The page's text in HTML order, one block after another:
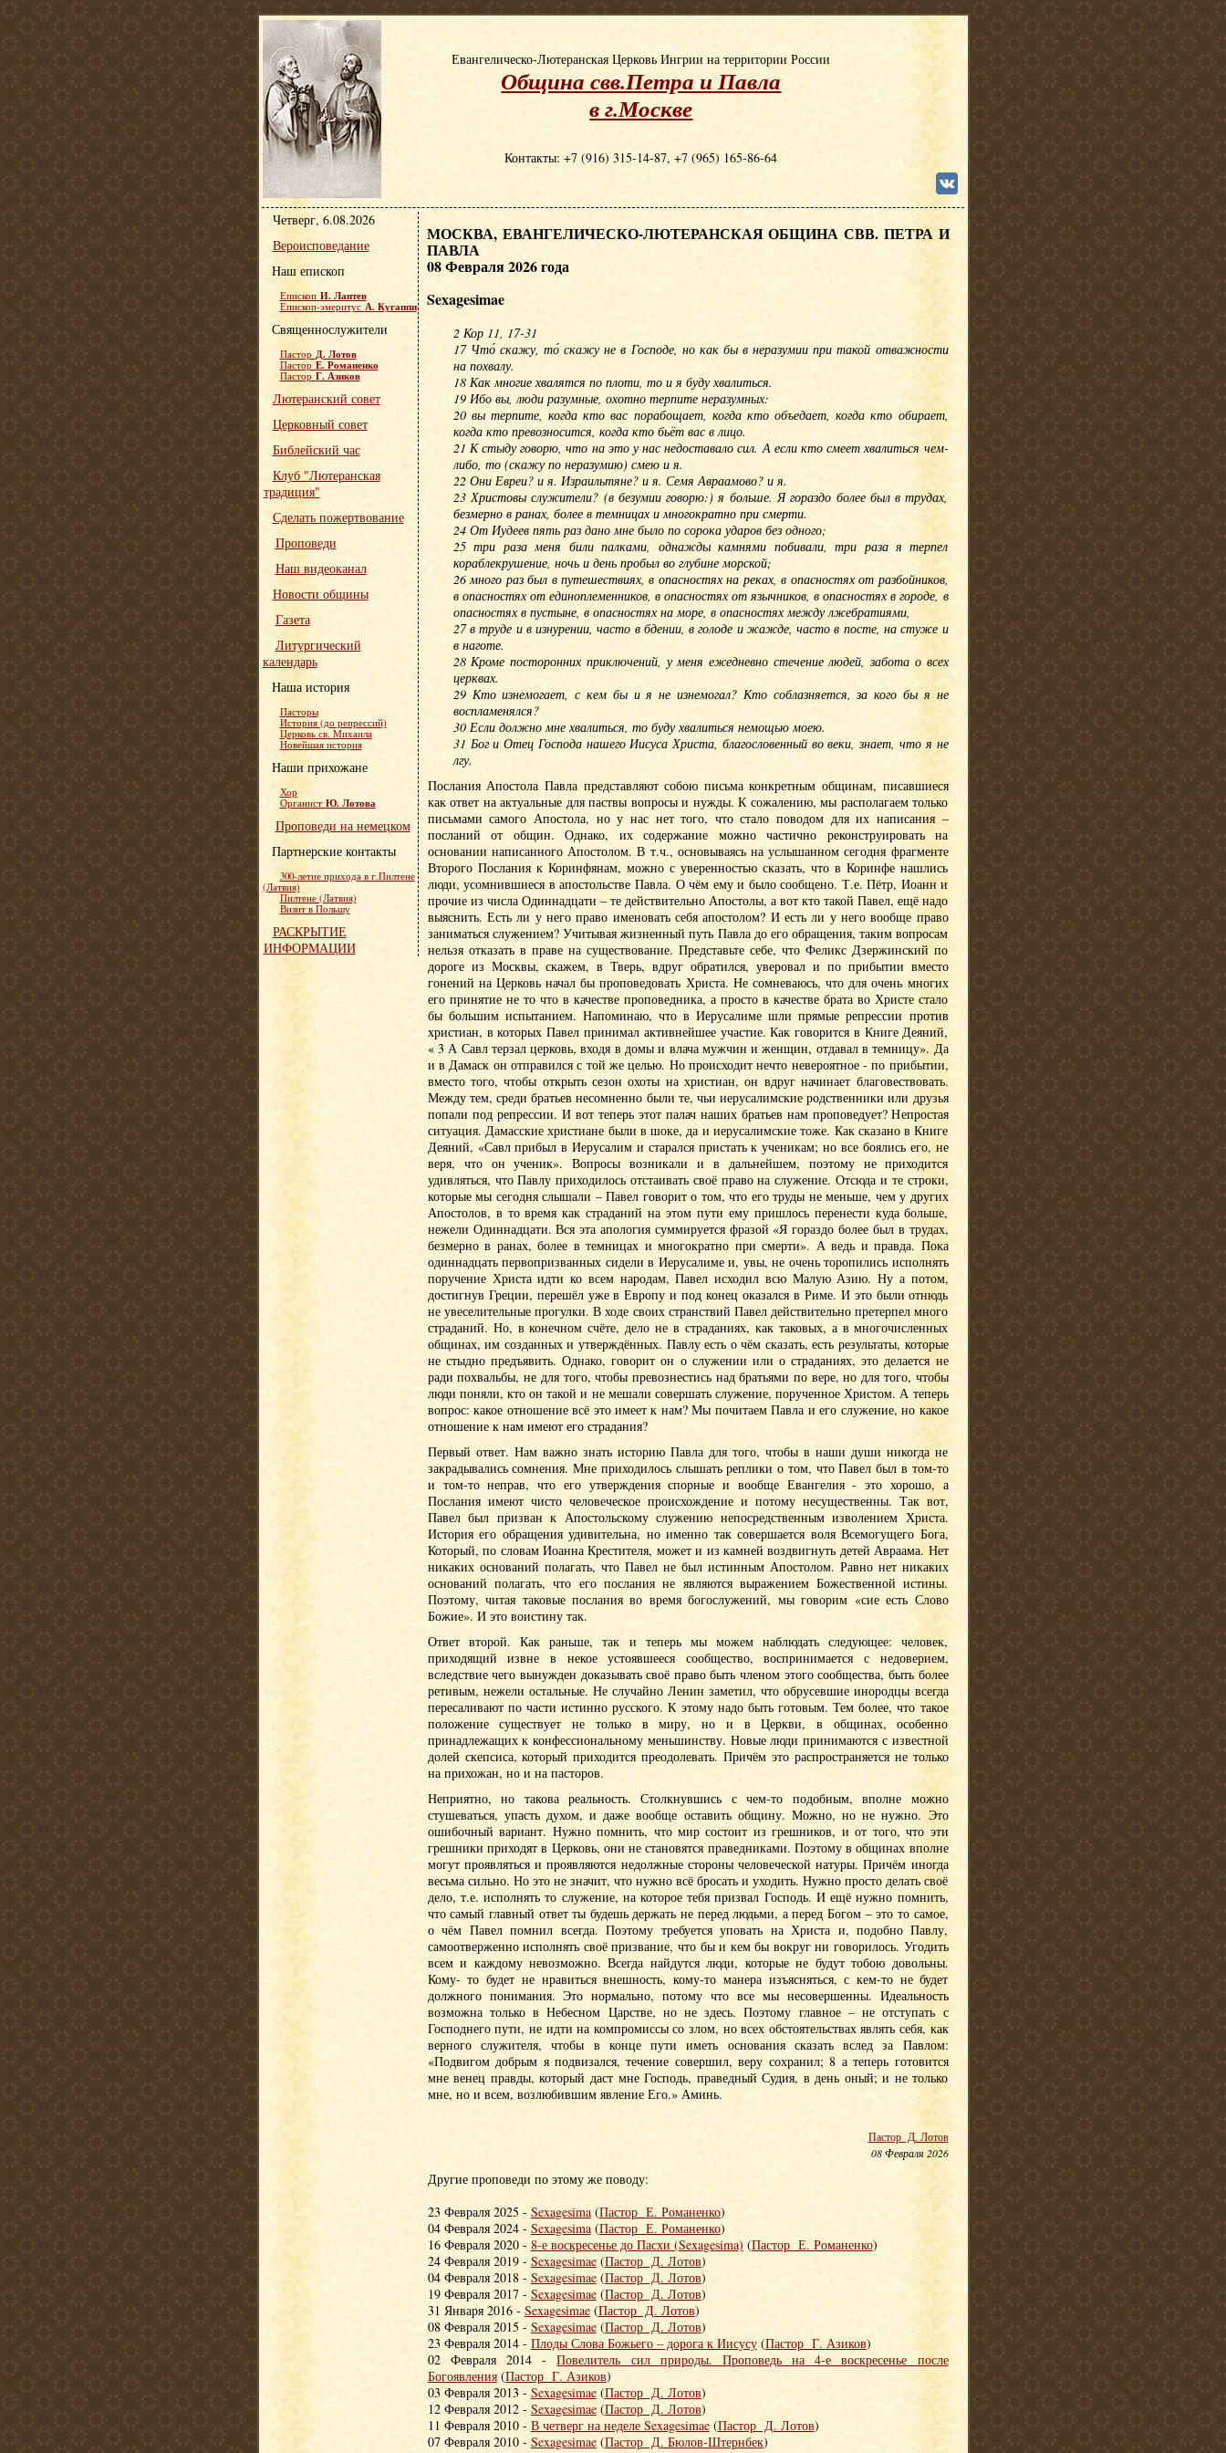
Евангелическо-Лютеранская Церковь Ингрии на территории России
Община свв.Петра и Павла
в г.Москве
Контакты: +7 (916) 315-14-87, +7 (965) 165-86-64
МОСКВА, ЕВАНГЕЛИЧЕСКО-ЛЮТЕРАНСКАЯ ОБЩИНА СВВ. ПЕТРА И
ПАВЛА
08 Февраля 2026 года
Sexagesimae
2 Кор 11, 17-31
17 Что́ скажу, то́ скажу не в Господе, но как бы в неразумии при такой отважности
на похвалу.
18 Как многие хвалятся по плоти, то и я буду хвалиться.
19 Ибо вы, люди разумные, охотно терпите неразумных:
20 вы терпите, когда кто вас порабощает, когда кто объедает, когда кто обирает,
когда кто превозносится, когда кто бьёт вас в лицо.
21 К стыду говорю, что на это у нас недоставало сил. А если кто смеет хвалиться чем-
либо, то (скажу по неразумию) смею и я.
22 Они Евреи? и я. Израильтяне? и я. Семя Авраамово? и я.
23 Христовы служители? (в безумии говорю:) я больше. Я гораздо более был в трудах,
безмерно в ранах, более в темницах и многократно при смерти.
24 От Иудеев пять раз дано мне было по сорока ударов без одного;
25 три раза меня били палками, однажды камнями побивали, три раза я терпел
кораблекрушение, ночь и день пробыл во глубине морской;
26 много раз был в путешествиях, в опасностях на реках, в опасностях от разбойников,
в опасностях от единоплеменников, в опасностях от язычников, в опасностях в городе, в
опасностях в пустыне, в опасностях на море, в опасностях между лжебратиями,
27 в труде и в изнурении, часто в бдении, в голоде и жажде, часто в посте, на стуже и
в наготе.
28 Кроме посторонних приключений, у меня ежедневно стечение людей, забота о всех
церквах.
29 Кто изнемогает, с кем бы и я не изнемогал? Кто соблазняется, за кого бы я не
воспламенялся?
30 Если должно мне хвалиться, то буду хвалиться немощью моею.
31 Бог и Отец Господа нашего Иисуса Христа, благословенный во веки, знает, что я не
лгу.
Послания Апостола Павла представляют собою письма конкретным общинам, писавшиеся
как ответ на актуальные для паствы вопросы и нужды. К сожалению, мы располагаем только
письмами самого Апостола, но у нас нет того, что стало поводом для их написания –
посланий от общин. Однако, их содержание можно частично реконструировать на
основании написанного Апостолом. В т.ч., основываясь на услышанном сегодня фрагменте
Второго Послания к Коринфянам, можно с уверенностью сказать, что в Коринфе нашлись
люди, усомнившиеся в апостольстве Павла. О чём ему и было сообщено. Т.е. Пётр, Иоанн и
прочие из числа Одиннадцати – те действительно Апостолы, а вот кто такой Павел, ещё надо
выяснить. Есть ли у него право именовать себя апостолом? И есть ли у него вообще право
заниматься служением? Учитывая жизненный путь Павла до его обращения, таким вопросам
нельзя отказать в праве на существование. Представьте себе, что Феликс Дзержинский по
дороге из Москвы, скажем, в Тверь, вдруг обратился, уверовал и по прибытии вместо
гонений на Церковь начал бы проповедовать Христа. Не сомневаюсь, что для очень многих
его принятие не то что в качестве проповедника, а просто в качестве брата во Христе стало
бы большим испытанием. Напоминаю, что в Иерусалиме шли прямые репрессии против
христиан, в которых Павел принимал активнейшее участие. Как говорится в Книге Деяний,
« 3 А Савл терзал церковь, входя в домы и влача мужчин и женщин, отдавал в темницу». Да
и в Дамаск он отправился с той же целью. Но происходит нечто невероятное - по прибытии,
вместо того, чтобы открыть сезон охоты на христиан, он вдруг начинает благовествовать.
Между тем, среди братьев несомненно были те, чьи иерусалимские родственники или друзья
попали под репрессии. И вот теперь этот палач наших братьев нам проповедует? Непростая
ситуация. Дамасские христиане были в шоке, да и иерусалимские тоже. Как сказано в Книге
Деяний, «Савл прибыл в Иерусалим и старался пристать к ученикам; но все боялись его, не
веря, что он ученик». Вопросы возникали и в дальнейшем, поэтому не приходится
удивляться, что Павлу приходилось отстаивать своё право на служение. Отсюда и те строки,
которые мы сегодня слышали – Павел говорит о том, что его труды не меньше, чем у других
Апостолов, в то время как страданий на этом пути ему пришлось перенести куда больше,
нежели Одиннадцати. Вся эта апология суммируется фразой «Я гораздо более был в трудах,
безмерно в ранах, более в темницах и многократно при смерти». А ведь и правда. Пока
одиннадцать первопризванных сидели в Иерусалиме и, увы, не очень торопились исполнять
поручение Христа идти ко всем народам, Павел исходил всю Малую Азию. Ну а потом,
достигнув Греции, перешёл уже в Европу и под конец оказался в Риме. И это были отнюдь
не увеселительные прогулки. В ходе своих странствий Павел действительно претерпел много
страданий. Но, в конечном счёте, дело не в страданиях, как таковых, а в многочисленных
общинах, им созданных и утверждённых. Павлу есть о чём сказать, есть результаты, которые
не стыдно предъявить. Однако, говорит он о служении или о страданиях, это делается не
ради похвальбы, не для того, чтобы превознестись над братьями по вере, но для того, чтобы
люди поняли, кто он такой и не мешали совершать служение, порученное Христом. А теперь
вопрос: какое отношение всё это имеет к нам? Мы почитаем Павла и его служение, но какое
отношение к нам имеют его страдания?
Первый ответ. Нам важно знать историю Павла для того, чтобы в наши души никогда не
закрадывались сомнения. Мне приходилось слышать реплики о том, что Павел был в том-то
и том-то неправ, что его утверждения спорные и вообще Евангелия - это хорошо, а
Послания имеют чисто человеческое происхождение и потому несущественны. Так вот,
Павел был призван к Апостольскому служению непосредственным изволением Христа.
История его обращения удивительна, но именно так совершается воля Всемогущего Бога,
Который, по словам Иоанна Крестителя, может и из камней воздвигнуть детей Авраама. Нет
никаких оснований полагать, что Павел не был истинным Апостолом. Равно нет никаких
оснований полагать, что его послания не являются выражением Божественной истины.
Поэтому, читая таковые послания во время богослужений, мы говорим «сие есть Слово
Божие». И это воистину так.
Ответ второй. Как раньше, так и теперь мы можем наблюдать следующее: человек,
приходящий извне в некое устоявшееся сообщество, воспринимается с недоверием,
вследствие чего вынужден доказывать своё право быть членом этого сообщества, быть более
ретивым, нежели остальные. Не случайно Ленин заметил, что обрусевшие инородцы всегда
пересаливают по части истинно русского. К этому надо быть готовым. Тем более, что такое
положение существует не только в миру, но и в Церкви, в общинах, особенно
принадлежащих к конфессиональному меньшинству. Новые люди принимаются с известной
долей скепсиса, который приходится преодолевать. Причём это распространяется не только
на прихожан, но и на пасторов.
Неприятно, но такова реальность. Столкнувшись с чем-то подобным, вполне можно
стушеваться, упасть духом, и даже вообще оставить общину. Можно, но не нужно. Это
ошибочный вариант. Нужно помнить, что мир состоит из грешников, и от того, что эти
грешники приходят в Церковь, они не становятся праведниками. Поэтому в общинах вполне
могут проявляться и проявляются недолжные стороны человеческой натуры. Причём иногда
весьма сильно. Но это не значит, что нужно всё бросать и уходить. Нужно просто делать своё
дело, т.е. исполнять то служение, на которое тебя призвал Господь. И ещё нужно помнить,
что самый главный ответ ты будешь держать не перед людьми, а перед Богом – это то самое,
о чём Павел помнил всегда. Поэтому требуется уповать на Христа и, подобно Павлу,
самоотверженно исполнять своё призвание, что бы и кем бы вокруг ни говорилось. Угодить
всем и каждому невозможно. Всегда найдутся люди, которые не будут тобою довольны.
Кому- то будет не нравиться внешность, кому-то манера изъясняться, с кем-то не будет
должного понимания. Это нормально, потому что все мы несовершенны. Идеальность
возможна только в Небесном Царстве, но не здесь. Поэтому главное – не отступать с
Господнего пути, не идти на компромиссы со злом, но всех обстоятельствах являть себя, как
верного служителя, чтобы в конце пути иметь основания сказать вслед за Павлом:
«Подвигом добрым я подвизался, течение совершил, веру сохранил; 8 а теперь готовится
мне венец правды, который даст мне Господь, праведный Судия, в день оный; и не только
мне, но и всем, возлюбившим явление Его.» Аминь.
Пастор Д. Лотов
08 Февраля 2026
Другие проповеди по этому же поводу:
23 Февраля 2025 - Sexagesima(Пастор Е. Романенко)
04 Февраля 2024 - Sexagesima(Пастор Е. Романенко)
16 Февраля 2020 - 8-е воскресенье до Пасхи (Sexagesima) (Пастор Е. Романенко)
24 Февраля 2019 - Sexagesimae(Пастор Д. Лотов)
04 Февраля 2018 - Sexagesimae(Пастор Д. Лотов)
19 Февраля 2017 - Sexagesimae(Пастор Д. Лотов)
31 Января 2016 - Sexagesimae(Пастор Д. Лотов)
08 Февраля 2015 - Sexagesimae(Пастор Д. Лотов)
23 Февраля 2014 - Плоды Слова Божьего – дорога к Иисусу(Пастор Г. Азиков)
02 Февраля 2014 -Повелитель сил природы. Проповедь на 4-е воскресенье после
Богоявления(Пастор Г. Азиков)
03 Февраля 2013 - Sexagesimae(Пастор Д. Лотов)
12 Февраля 2012 - Sexagesimae(Пастор Д. Лотов)
11 Февраля 2010 - В четверг на неделе Sexagesimae(Пастор Д. Лотов)
07 Февраля 2010 - Sexagesimae(Пастор Д. Бюлов-Штернбек)
Четверг, 6.08.2026
Вероисповедание
Наш епископ
Епископ И. Лаптев
Епископ-эмеритус А. Кугаппи
Священнослужители
Пастор Д. Лотов
Пастор Е. Романенко
Пастор Г. Азиков
Лютеранский совет
Церковный совет
Библейский час
Клуб "Лютеранская
традиция"
Сделать пожертвование
Проповеди
Наш видеоканал
Новости общины
Газета
Литургический
календарь
Наша история
Пасторы
История (до репрессий)
Церковь св. Михаила
Новейшая история
Наши прихожане
Хор
Органист Ю. Лотова
Проповеди на немецком
Партнерские контакты
300-летие прихода в г.Пилтене
(Латвия)
Пилтене (Латвия)
Визит в Польшу
РАСКРЫТИЕ
ИНФОРМАЦИИ